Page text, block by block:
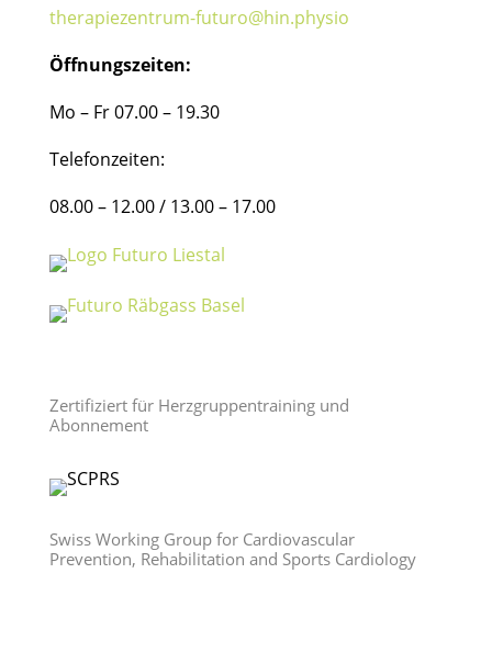
therapiezentrum-futuro@hin.physio
Öffnungszeiten:
Mo – Fr 07.00 – 19.30
Telefonzeiten:
08.00 – 12.00 / 13.00 – 17.00
Zertifiziert für Herzgruppentraining und
Abonnement
Swiss Working Group for Cardiovascular
Prevention, Rehabilitation and Sports Cardiology